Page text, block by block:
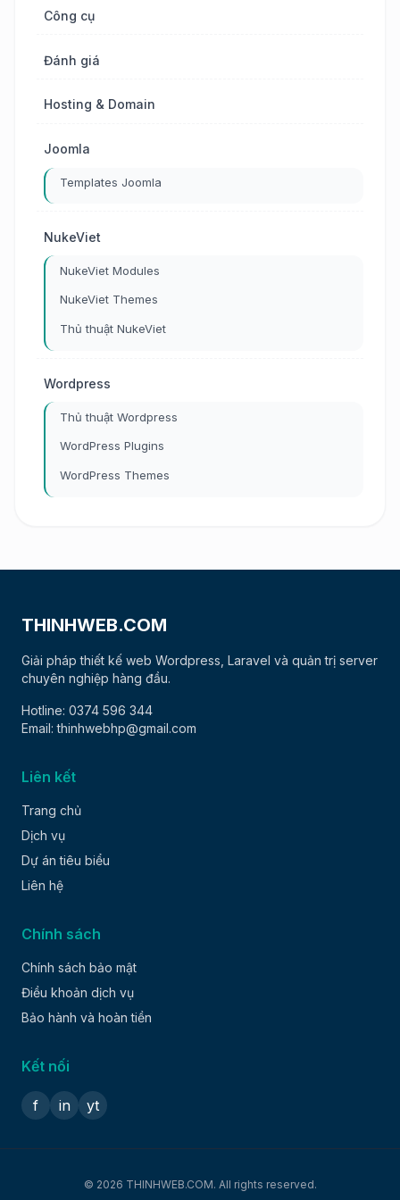
Công cụ
Đánh giá
Hosting & Domain
Joomla
Templates Joomla
NukeViet
NukeViet Modules
NukeViet Themes
Thủ thuật NukeViet
Wordpress
Thủ thuật Wordpress
WordPress Plugins
WordPress Themes
THINHWEB.COM
Giải pháp thiết kế web Wordpress, Laravel và quản trị server
chuyên nghiệp hàng đầu.
Hotline: 0374 596 344
Email: thinhwebhp@gmail.com
Liên kết
Trang chủ
Dịch vụ
Dự án tiêu biểu
Liên hệ
Chính sách
Chính sách bảo mật
Điều khoản dịch vụ
Bảo hành và hoàn tiền
Kết nối
f in yt
© 2026 THINHWEB.COM. All rights reserved.